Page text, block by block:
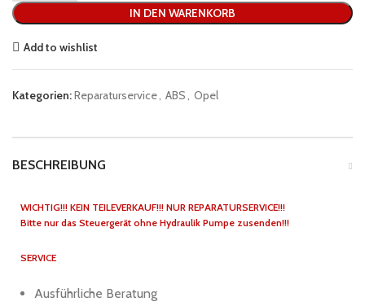
IN DEN WARENKORB
Add to wishlist
Kategorien:Reparaturservice, ABS, Opel
BESCHREIBUNG
WICHTIG!!! KEIN TEILEVERKAUF!!! NUR REPARATURSERVICE!!!
Bitte nur das Steuergerät ohne Hydraulik Pumpe zusenden!!!
SERVICE
Ausführliche Beratung